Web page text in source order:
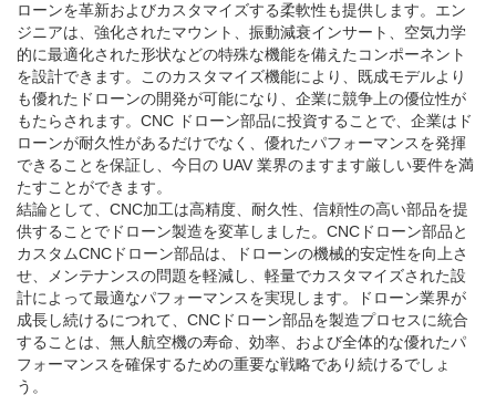
ローンを革新およびカスタマイズする柔軟性も提供します。エン
ジニアは、強化されたマウント、振動減衰インサート、空気力学
的に最適化された形状などの特殊な機能を備えたコンポーネント
を設計できます。このカスタマイズ機能により、既成モデルより
も優れたドローンの開発が可能になり、企業に競争上の優位性が
もたらされます。CNC ドローン部品に投資することで、企業はド
ローンが耐久性があるだけでなく、優れたパフォーマンスを発揮
できることを保証し、今日の UAV 業界のますます厳しい要件を満
たすことができます。
結論として、CNC加工は高精度、耐久性、信頼性の高い部品を提
供することでドローン製造を変革しました。CNCドローン部品と
カスタムCNCドローン部品は、ドローンの機械的安定性を向上さ
せ、メンテナンスの問題を軽減し、軽量でカスタマイズされた設
計によって最適なパフォーマンスを実現します。ドローン業界が
成長し続けるにつれて、CNCドローン部品を製造プロセスに統合
することは、無人航空機の寿命、効率、および全体的な優れたパ
フォーマンスを確保するための重要な戦略であり続けるでしょ
う。